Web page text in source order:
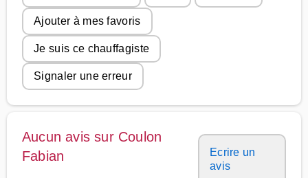
Ajouter à mes favoris
Je suis ce chauffagiste
Signaler une erreur
Aucun avis sur Coulon
Fabian
Ecrire un
avis